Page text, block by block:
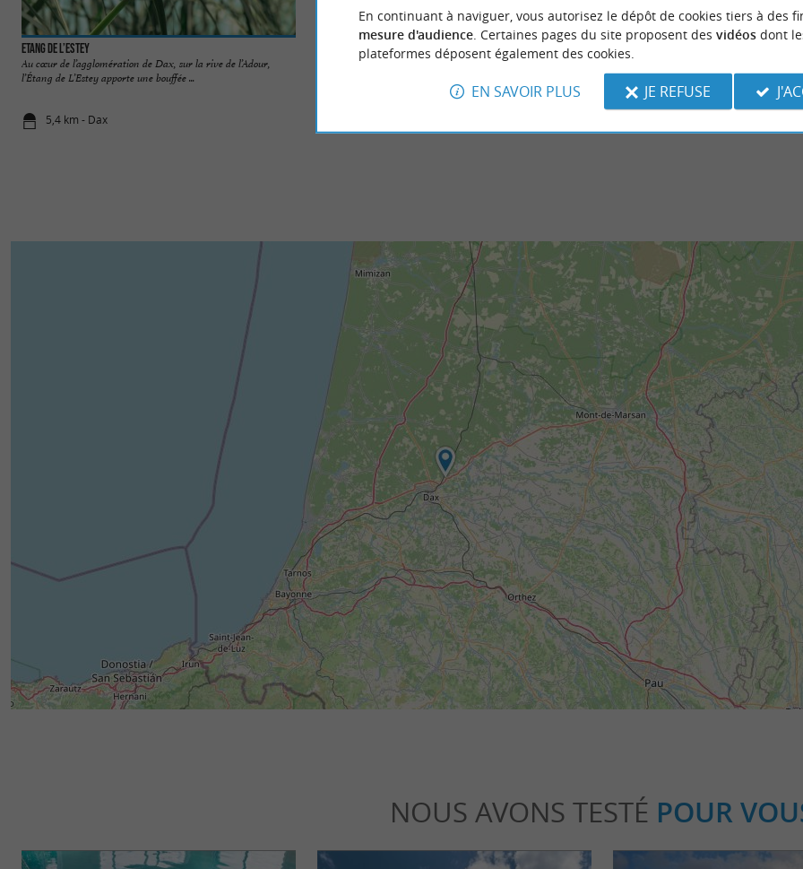
Etang de l’Estey
Au cœur de l’agglomération de Dax, sur la rive de l’Adour,
l’Étang de L’Estey apporte une bouffée ...
5,4 km - Dax
Lac de Christus
Le Lac de Christus est un beau plan d’eau en périphérie de la
Arènes de Dax
sont un lieu incontournable et
NOUS AVONS TESTÉ POUR
En continuant à naviguer, vous autorisez le dépôt de cookies tiers à des
mesure d'audience. Certaines pages du site proposent des vidéosdont
plateformes déposent également des cookies.
EN SAVOIR PLUS JE REFUSE